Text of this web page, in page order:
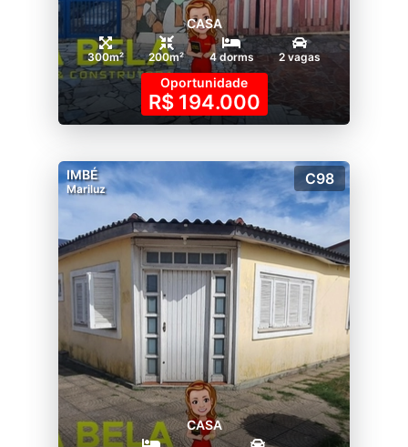
CASA
300m² 200m² 4 dorms 2 vagas
Oportunidade
R$ 194.000
IMBÉ
Mariluz
C98
CASA